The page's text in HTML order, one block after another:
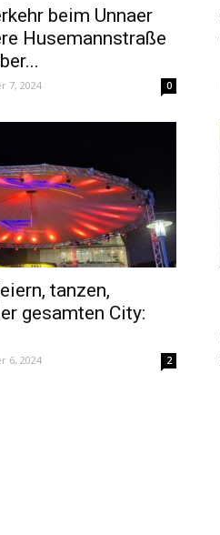
beim Unnaer
Husemannstraße
7, 2024 0
tanzen,
gesamten City:
6, 2024 2